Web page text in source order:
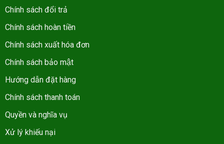
Chính sách đổi trả
Chính sách hoàn tiền
Chính sách xuất hóa đơn
Chính sách bảo mật
Hướng dẫn đặt hàng
Chính sách thanh toán
Quyền và nghĩa vụ
Xử lý khiếu nại